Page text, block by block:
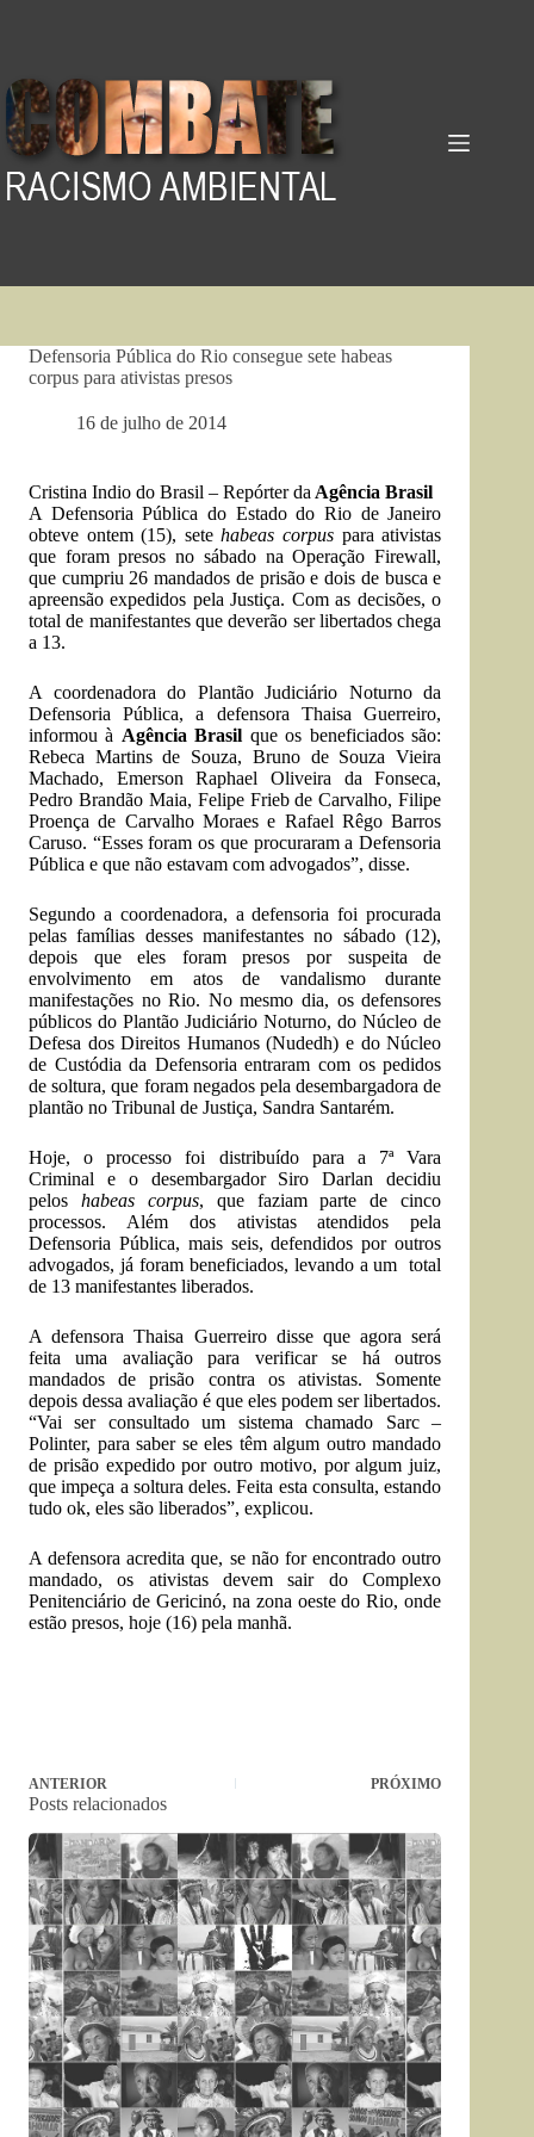
Defensoria Pública do Rio consegue sete habeas
corpus para ativistas presos
16 de julho de 2014
Cristina Indio do Brasil – Repórter da Agência Brasil
A Defensoria Pública do Estado do Rio de Janeiro
obteve ontem (15), setehabeas corpus para ativistas
que foram presos no sábado na Operação Firewall,
que cumpriu 26 mandados de prisão e dois de busca e
apreensão expedidos pela Justiça. Com as decisões, o
total de manifestantes que deverão ser libertados chega
a 13.
A coordenadora do Plantão Judiciário Noturno da
Defensoria Pública, a defensora Thaisa Guerreiro,
informou à Agência Brasil que os beneficiados são:
Rebeca Martins de Souza, Bruno de Souza Vieira
Machado, Emerson Raphael Oliveira da Fonseca,
Pedro Brandão Maia, Felipe Frieb de Carvalho, Filipe
Proença de Carvalho Moraes e Rafael Rêgo Barros
Caruso. “Esses foram os que procuraram a Defensoria
Pública e que não estavam com advogados”, disse.
Segundo a coordenadora, a defensoria foi procurada
pelas famílias desses manifestantes no sábado (12),
depois que eles foram presos por suspeita de
envolvimento em atos de vandalismo durante
manifestações no Rio. No mesmo dia, os defensores
públicos do Plantão Judiciário Noturno, do Núcleo de
Defesa dos Direitos Humanos (Nudedh) e do Núcleo
de Custódia da Defensoria entraram com os pedidos
de soltura, que foram negados pela desembargadora de
plantão no Tribunal de Justiça, Sandra Santarém.
Hoje, o processo foi distribuído para a 7ª Vara
Criminal e o desembargador Siro Darlan decidiu
pelos habeas corpus, que faziam parte de cinco
processos. Além dos ativistas atendidos pela
Defensoria Pública, mais seis, defendidos por outros
advogados, já foram beneficiados, levando a um total
de 13 manifestantes liberados.
A defensora Thaisa Guerreiro disse que agora será
feita uma avaliação para verificar se há outros
mandados de prisão contra os ativistas. Somente
depois dessa avaliação é que eles podem ser libertados.
“Vai ser consultado um sistema chamado Sarc –
Polinter, para saber se eles têm algum outro mandado
de prisão expedido por outro motivo, por algum juiz,
que impeça a soltura deles. Feita esta consulta, estando
tudo ok, eles são liberados”, explicou.
A defensora acredita que, se não for encontrado outro
mandado, os ativistas devem sair do Complexo
Penitenciário de Gericinó, na zona oeste do Rio, onde
estão presos, hoje (16) pela manhã.
ANTERIOR PRÓXIMO
Posts relacionados